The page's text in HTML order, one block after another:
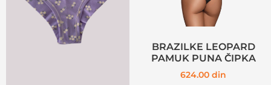
BRAZILKE LEOPARD
PAMUK PUNA ČIPKA
624.00 din